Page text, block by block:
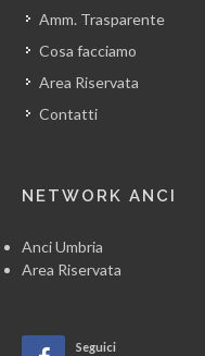
Amm. Trasparente
Cosa facciamo
Area Riservata
Contatti
NETWORK ANCI
Anci Umbria
Area Riservata
Seguici